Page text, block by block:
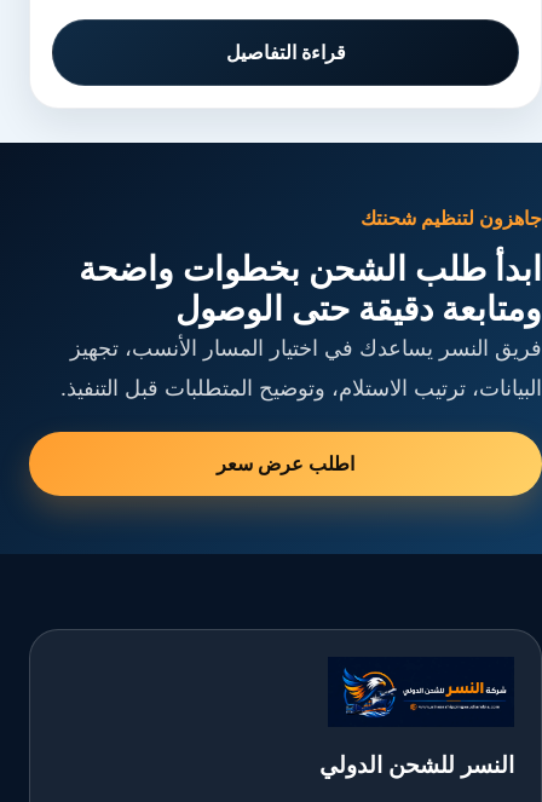
قراءة التفاصيل
جاهزون لتنظيم شحنتك
ابدأ طلب الشحن بخطوات واضحة
ومتابعة دقيقة حتى الوصول
فريق النسر يساعدك في اختيار المسار الأنسب، تجهيز
البيانات، ترتيب الاستلام، وتوضيح المتطلبات قبل التنفيذ.
اطلب عرض سعر
النسر للشحن الدولي